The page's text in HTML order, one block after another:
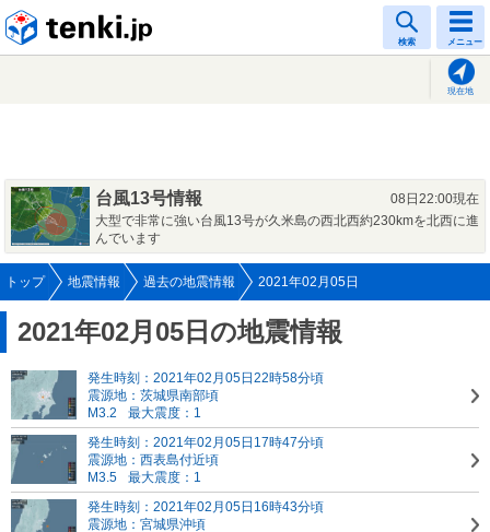
検索 メニュー
現在地
台風13号情報
08日22:00現在
大型で非常に強い台風13号が久米島の西北西約230kmを北西に進
んでいます
トップ 地震情報 過去の地震情報 2021年02月05日
2021年02月05日の地震情報
発生時刻：2021年02月05日22時58分頃
震源地：茨城県南部頃
M3.2
最大震度：1
発生時刻：2021年02月05日17時47分頃
震源地：西表島付近頃
M3.5
最大震度：1
発生時刻：2021年02月05日16時43分頃
震源地：宮城県沖頃